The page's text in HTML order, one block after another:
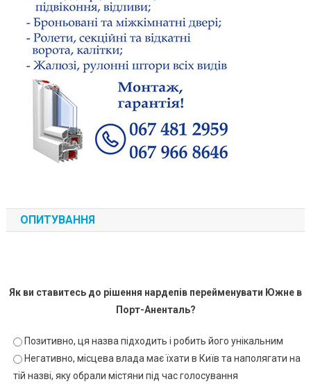
ОПИТУВАННЯ
Як ви ставитесь до рішення нардепів перейменувати Южне в
Порт-Аненталь?
Позитивно, ця назва підходить і робить його унікальним
Негативно, місцева влада має їхати в Київ та наполягати на
тій назві, яку обрали містяни під час голосування